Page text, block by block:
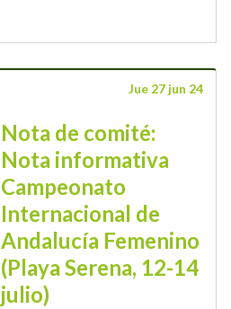
Jue 27 jun 24
Nota de comité:
Nota informativa
Campeonato
Internacional de
Andalucía Femenino
(Playa Serena, 12-14
julio)